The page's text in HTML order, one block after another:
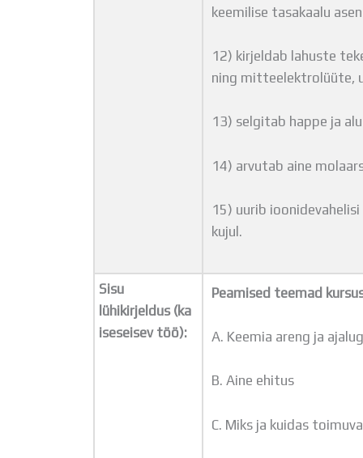
keemilise tasakaalu
12) kirjeldab lahuste
ning mitteelektrolüüte,
13) selgitab happe ja
14) arvutab aine
15) uurib
kujul.
Sisu
lühikirjeldus (ka
iseseisev töö):
Peamised teemad
A. Keemia areng ja
B. Aine ehitus
C. Miks ja kuidas